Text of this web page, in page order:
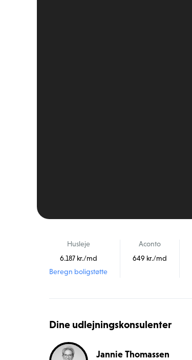
Husleje
6.187 kr./md
Beregn boligstøtte
Aconto
649 kr./md
Dine udlejningskonsulenter
Jannie Thomassen